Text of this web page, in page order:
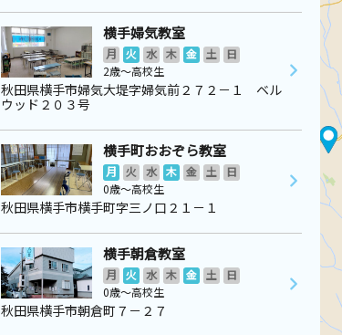
横手婦気教室
月 火 水 木 金 土
日
2歳～高校生
秋田県横手市婦気大堤字婦気前２７２－１ ベル
ウッド２０３号
横手町おおぞら教室
月 火 水 木 金 土
日
0歳～高校生
秋田県横手市横手町字三ノ口２１－１
横手朝倉教室
月 火 水 木 金 土
日
0歳～高校生
秋田県横手市朝倉町７－２７